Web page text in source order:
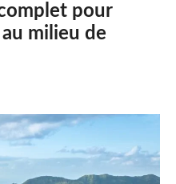
pour
milieu de